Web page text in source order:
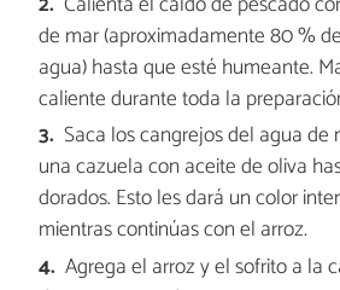
de mar (aproximadamente 80 %
agua) hasta que esté humeante.
caliente durante toda la
Saca los cangrejos del agua de
una cazuela con aceite de oliva
dorados. Esto les dará un color
mientras continúas con el arroz.
Agrega el arroz y el sofrito a la